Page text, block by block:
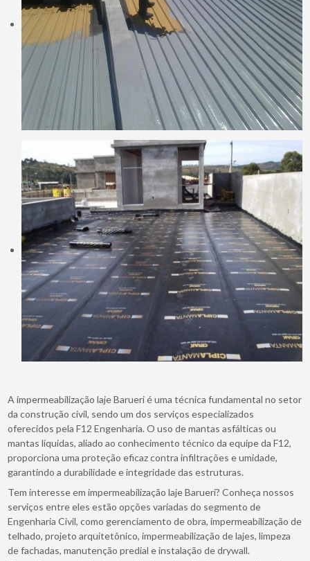
A impermeabilização laje Barueri é uma técnica fundamental no setor
da construção civil, sendo um dos serviços especializados
oferecidos pela F12 Engenharia. O uso de mantas asfálticas ou
mantas líquidas, aliado ao conhecimento técnico da equipe da F12,
proporciona uma proteção eficaz contra infiltrações e umidade,
garantindo a durabilidade e integridade das estruturas.
Tem interesse em impermeabilização laje Barueri? Conheça nossos
serviços entre eles estão opções variadas do segmento de
Engenharia Civil, como gerenciamento de obra, impermeabilização de
telhado, projeto arquitetônico, impermeabilização de lajes, limpeza
de fachadas, manutenção predial e instalação de drywall.